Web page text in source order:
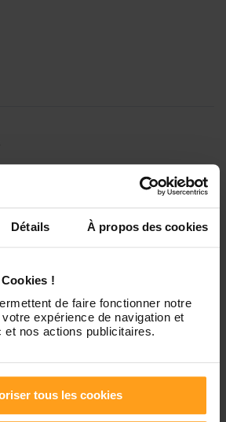
Détails À propos des cookies
!
de faire fonctionner notre
expérience de navigation et
et nos actions publicitaires.
tous les cookies
Indisponible
Disponible de 00:00 à 00:30
Disponible de 00:00 à 00:00
connaître les
de Kathleen ?
Contactez-nous